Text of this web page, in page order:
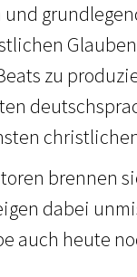
und
zu
brennen
dabei
auch heute